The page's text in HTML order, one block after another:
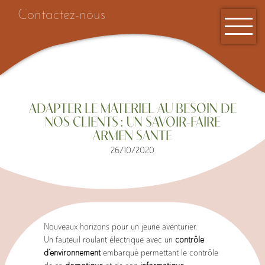
Contactez-nous
Accueil
ADAPTER LE MATERIEL AU BESOIN DE
NOS CLIENTS : UN SAVOIR-FAIRE
ARMEN SANTE
26/10/2020
Nouveaux horizons pour un jeune aventurier.
Un fauteuil roulant électrique avec un contrôle
d’environnementembarqué permettant le contrôle